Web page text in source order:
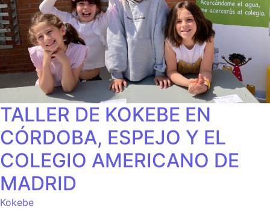
TALLER DE KOKEBE EN
CÓRDOBA, ESPEJO Y EL
COLEGIO AMERICANO DE
MADRID
Kokebe